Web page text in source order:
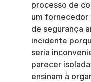
processo de
um fornecedor
de segurança
incidente
seria
parecer
ensinam à